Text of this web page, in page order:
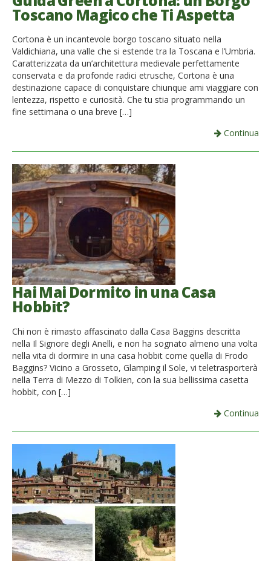
French
Italiano
Toscano Magico che Ti Aspetta
Cortona è un incantevole borgo toscano situato nella
Valdichiana, una valle che si estende tra la Toscana e l’Umbria.
Caratterizzata da un’architettura medievale perfettamente
conservata e da profonde radici etrusche, Cortona è una
destinazione capace di conquistare chiunque ami viaggiare con
lentezza, rispetto e curiosità. Che tu stia programmando un
fine settimana o una breve […]
Continua
Hai Mai Dormito in una Casa
Hobbit?
Chi non è rimasto affascinato dalla Casa Baggins descritta
nella Il Signore degli Anelli, e non ha sognato almeno una volta
nella vita di dormire in una casa hobbit come quella di Frodo
Baggins? Vicino a Grosseto, Glamping il Sole, vi teletrasporterà
nella Terra di Mezzo di Tolkien, con la sua bellissima casetta
hobbit, con […]
Continua